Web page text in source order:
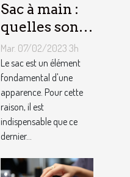
Sac à main :
quelles sont
les astuces
pour faire un
choix
approprié ?
Mar. 07/02/2023 3h
Le sac est un élément
fondamental d'une
apparence. Pour cette
raison, il est
indispensable que ce
dernier...